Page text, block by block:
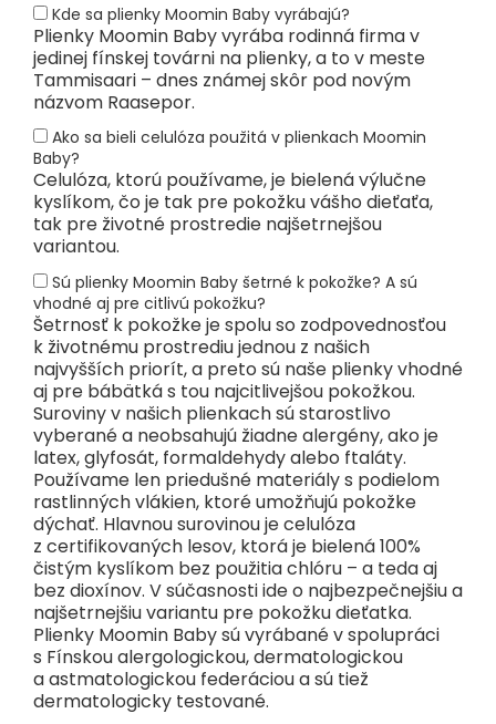
Kde sa plienky Moomin Baby vyrábajú?
Plienky Moomin Baby vyrába rodinná firma v
jedinej fínskej továrni na plienky, a to v meste
Tammisaari – dnes známej skôr pod novým
názvom Raasepor.
Ako sa bieli celulóza použitá v plienkach Moomin
Baby?
Celulóza, ktorú používame, je bielená výlučne
kyslíkom, čo je tak pre pokožku vášho dieťaťa,
tak pre životné prostredie najšetrnejšou
variantou.
Sú plienky Moomin Baby šetrné k pokožke? A sú
vhodné aj pre citlivú pokožku?
Šetrnosť k pokožke je spolu so zodpovednosťou
k životnému prostrediu jednou z našich
najvyšších priorít, a preto sú naše plienky vhodné
aj pre bábätká s tou najcitlivejšou pokožkou.
Suroviny v našich plienkach sú starostlivo
vyberané a neobsahujú žiadne alergény, ako je
latex, glyfosát, formaldehydy alebo ftaláty.
Používame len priedušné materiály s podielom
rastlinných vlákien, ktoré umožňujú pokožke
dýchať. Hlavnou surovinou je celulóza
z certifikovaných lesov, ktorá je bielená 100%
čistým kyslíkom bez použitia chlóru – a teda aj
bez dioxínov. V súčasnosti ide o najbezpečnejšiu a
najšetrnejšiu variantu pre pokožku dieťatka.
Plienky Moomin Baby sú vyrábané v spolupráci
s Fínskou alergologickou, dermatologickou
a astmatologickou federáciou a sú tiež
dermatologicky testované.